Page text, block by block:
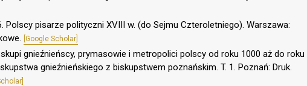
Polscy pisarze polityczni XVIII w. (do Sejmu Czteroletniego). Warszawa:
[Google Scholar]
gnieźnieńscy, prymasowie i metropolici polscy od roku 1000 aż do roku
gnieźnieńskiego z biskupstwem poznańskim. T. 1. Poznań: Druk.